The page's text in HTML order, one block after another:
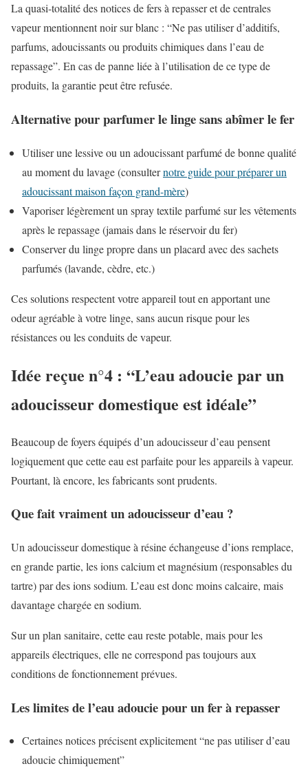
La quasi-totalité des notices de fers à repasser et de centrales
vapeur mentionnent noir sur blanc : “Ne pas utiliser d’additifs,
parfums, adoucissants ou produits chimiques dans l’eau de
repassage”. En cas de panne liée à l’utilisation de ce type de
produits, la garantie peut être refusée.
Alternative pour parfumer le linge sans abîmer le fer
Utiliser une lessive ou un adoucissant parfumé de bonne qualité
au moment du lavage (consulternotre guide pour préparer un
adoucissant maison façon grand-mère)
Vaporiser légèrement un spray textile parfumé sur les vêtements
après le repassage (jamais dans le réservoir du fer)
Conserver du linge propre dans un placard avec des sachets
parfumés (lavande, cèdre, etc.)
Ces solutions respectent votre appareil tout en apportant une
odeur agréable à votre linge, sans aucun risque pour les
résistances ou les conduits de vapeur.
Idée reçue n°4 : “L’eau adoucie par un
adoucisseur domestique est idéale”
Beaucoup de foyers équipés d’un adoucisseur d’eau pensent
logiquement que cette eau est parfaite pour les appareils à vapeur.
Pourtant, là encore, les fabricants sont prudents.
Que fait vraiment un adoucisseur d’eau ?
Un adoucisseur domestique à résine échangeuse d’ions remplace,
en grande partie, les ions calcium et magnésium (responsables du
tartre) par des ions sodium. L’eau est donc moins calcaire, mais
davantage chargée en sodium.
Sur un plan sanitaire, cette eau reste potable, mais pour les
appareils électriques, elle ne correspond pas toujours aux
conditions de fonctionnement prévues.
Les limites de l’eau adoucie pour un fer à repasser
Certaines notices précisent explicitement “ne pas utiliser d’eau
adoucie chimiquement”